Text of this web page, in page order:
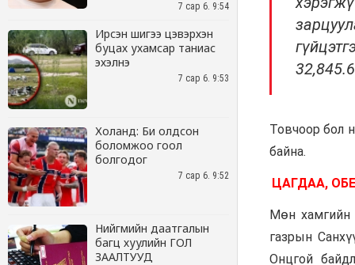
7 сар 6. 9:54
Ирсэн шигээ цэвэрхэн
буцах ухамсар таниас
эхэлнэ
7 сар 6. 9:53
Холанд: Би олдсон
боломжоо гоол
болгодог
7 сар 6. 9:52
Нийгмийн даатгалын
багц хуулийн ГОЛ
ЗААЛТУУД